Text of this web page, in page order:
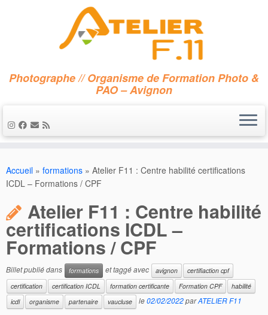
Photographe // Organisme de Formation Photo &
PAO – Avignon
Accueil » formations » Atelier F11 : Centre habilité certifications
ICDL – Formations / CPF
Atelier F11 : Centre habilité
certifications ICDL –
Formations / CPF
Billet publié dans formations et taggé avec avignon
certifiaction cpf
certification
certification ICDL formation certificante Formation CPF
habilité
icdl
organisme partenaire vaucluse le02/02/2022parATELIER F11